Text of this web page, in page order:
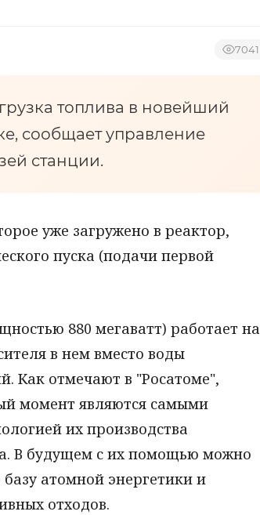
7041
топлива в новейший
сообщает управление
станции.
уже загружено в реактор,
пуска (подачи первой
880 мегаватт) работает на
в нем вместо воды
Как отмечают в "Росатоме",
момент являются самыми
их производства
В будущем с их помощью можно
атомной энергетики и
отходов.